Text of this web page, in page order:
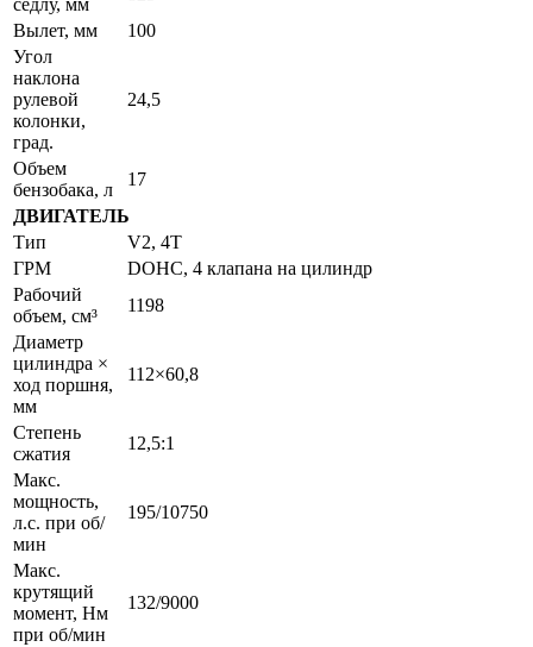
седлу, мм
Вылет, мм
100
Угол
наклона
рулевой
колонки,
град.
24,5
Объем
бензобака, л
17
ДВИГАТЕЛЬ
Тип
V2, 4T
ГРМ
DOHC, 4 клапана на цилиндр
Рабочий
объем, см³
1198
Диаметр
цилиндра ×
ход поршня,
мм
112×60,8
Степень
сжатия
12,5:1
Макс.
мощность,
л.с. при об/
мин
195/10750
Макс.
крутящий
момент, Нм
при об/мин
132/9000